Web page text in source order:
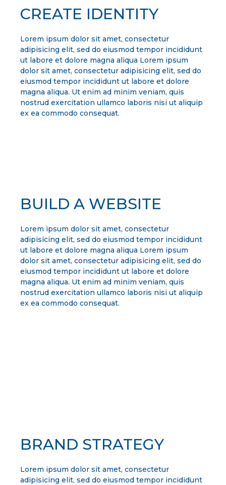
CREATE IDENTITY
Lorem ipsum dolor sit amet, consectetur
adipisicing elit, sed do eiusmod tempor incididunt
ut labore et dolore magna aliqua Lorem ipsum
dolor sit amet, consectetur adipisicing elit, sed do
eiusmod tempor incididunt ut labore et dolore
magna aliqua. Ut enim ad minim veniam, quis
nostrud exercitation ullamco laboris nisi ut aliquip
ex ea commodo consequat.
BUILD A WEBSITE
Lorem ipsum dolor sit amet, consectetur
adipisicing elit, sed do eiusmod tempor incididunt
ut labore et dolore magna aliqua Lorem ipsum
dolor sit amet, consectetur adipisicing elit, sed do
eiusmod tempor incididunt ut labore et dolore
magna aliqua. Ut enim ad minim veniam, quis
nostrud exercitation ullamco laboris nisi ut aliquip
ex ea commodo consequat.
BRAND STRATEGY
Lorem ipsum dolor sit amet, consectetur
adipisicing elit, sed do eiusmod tempor incididunt